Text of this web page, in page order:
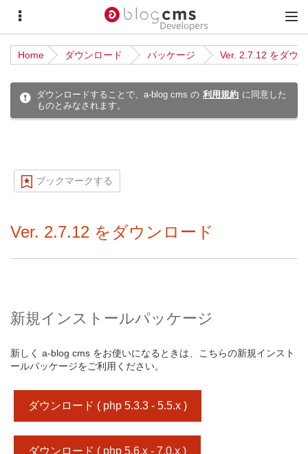
サ
イ
ド
メ
ニ
メ
イ
ン
メ
Home ダウンロード パッケージ Ver. 2.7.12 をダウ
ダウンロードすることで、a-blog cms の 利用規約 に同意した
ものとみなされます。
ブックマークする
Ver. 2.7.12 をダウンロード
新規インストールパッケージ
新しく a-blog cms をお使いになるときは、こちらの新規インスト
ールパッケージをご利用ください。
ダウンロード ( php 5.3.3 - 5.5.x )
ダウンロード ( php 5.6.x - 7.0.x )